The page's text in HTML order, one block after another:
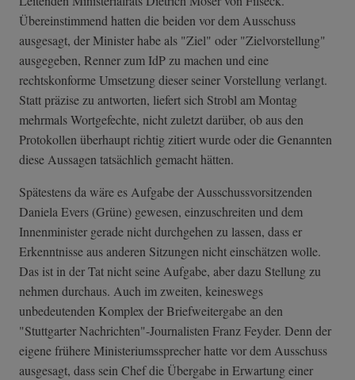
Übereinstimmend hatten die beiden vor dem Ausschuss
ausgesagt, der Minister habe als "Ziel" oder "Zielvorstellung"
ausgegeben, Renner zum IdP zu machen und eine
rechtskonforme Umsetzung dieser seiner Vorstellung verlangt.
Statt präzise zu antworten, liefert sich Strobl am Montag
mehrmals Wortgefechte, nicht zuletzt darüber, ob aus den
Protokollen überhaupt richtig zitiert wurde oder die Genannten
diese Aussagen tatsächlich gemacht hätten.
Spätestens da wäre es Aufgabe der Ausschussvorsitzenden
Daniela Evers (Grüne) gewesen, einzuschreiten und dem
Innenminister gerade nicht durchgehen zu lassen, dass er
Erkenntnisse aus anderen Sitzungen nicht einschätzen wolle.
Das ist in der Tat nicht seine Aufgabe, aber dazu Stellung zu
nehmen durchaus. Auch im zweiten, keineswegs
unbedeutenden Komplex der Briefweitergabe an den
"Stuttgarter Nachrichten"-Journalisten Franz Feyder. Denn der
eigene frühere Ministeriumssprecher hatte vor dem Ausschuss
ausgesagt, dass sein Chef die Übergabe in Erwartung einer